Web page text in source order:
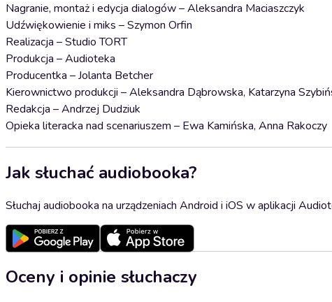
Nagranie, montaż i edycja dialogów – Aleksandra Maciaszczyk
Udźwiękowienie i miks – Szymon Orfin
Realizacja – Studio TORT
Produkcja – Audioteka
Producentka – Jolanta Betcher
Kierownictwo produkcji – Aleksandra Dąbrowska, Katarzyna
Redakcja – Andrzej Dudziuk
Opieka literacka nad scenariuszem – Ewa Kamińska, Anna Rakoczy
Jak słuchać audiobooka?
Słuchaj audiobooka na urządzeniach Android i iOS w aplikacji
Oceny i opinie słuchaczy